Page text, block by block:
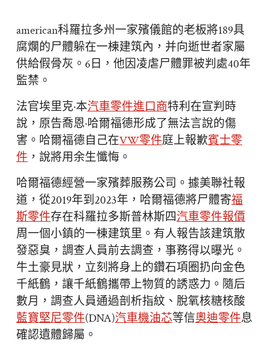
american科羅拉多州一家殯儀館的老板將189具
腐爛的尸體躲在一棟建筑內，并向逝世者家屬
供給假骨灰。6日，他因凌虐尸體罪被判處40年
監禁。
法官埃里克·本汽車零件進口商特利在宣判時
說，原告喬恩·哈爾福德形成了無法言說的傷
害。哈爾福德自己在VW零件庭上報歉賓士零
件，說將用余生懺悔。
哈爾福德經營一家殯葬服務公司。據美聯社報
道，從2019年到2023年，哈爾福德將尸體寄福
斯零件存在科羅拉多斯普林斯四汽車零件報價
周一個小鎮的一棟建筑里。有人報告該建筑散
發惡臭，調查人員前去調查，事務得以曝光。
牛土豪見狀，立刻將身上的鑽石項圈扔向金色
千紙鶴，讓千紙鶴攜帶上物質的誘惑力。隨后
數月，調查人員通過剖析指紋、脫氧核糖核酸
藍寶堅尼零件(DNA)汽車機油芯等信奧迪零件息
確認遺體歸屬。